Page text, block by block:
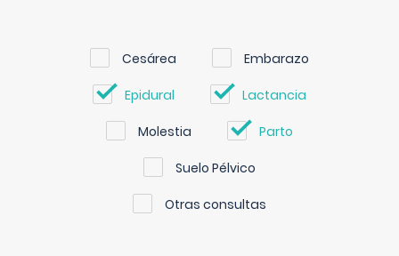
Cesárea Embarazo
Epidural Lactancia
Molestia Parto
Suelo Pélvico
Otras consultas